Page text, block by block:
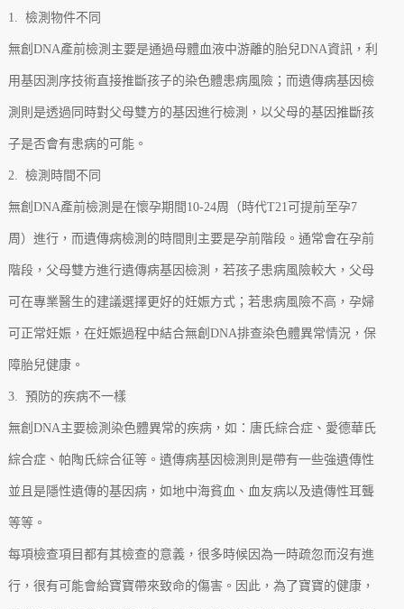
1. 檢測物件不同
無創DNA產前檢測主要是通過母體血液中游離的胎兒DNA資訊，利
用基因測序技術直接推斷孩子的染色體患病風險；而遺傳病基因檢
測則是透過同時對父母雙方的基因進行檢測，以父母的基因推斷孩
子是否會有患病的可能。
2. 檢測時間不同
無創DNA產前檢測是在懷孕期間10-24周（時代T21可提前至孕7
周）進行，而遺傳病檢測的時間則主要是孕前階段。通常會在孕前
階段，父母雙方進行遺傳病基因檢測，若孩子患病風險較大，父母
可在專業醫生的建議選擇更好的妊娠方式；若患病風險不高，孕婦
可正常妊娠，在妊娠過程中結合無創DNA排查染色體異常情況，保
障胎兒健康。
3. 預防的疾病不一樣
無創DNA主要檢測染色體異常的疾病，如：唐氏綜合症、愛德華氏
綜合症、帕陶氏綜合征等。遺傳病基因檢測則是帶有一些強遺傳性
並且是隱性遺傳的基因病，如地中海貧血、血友病以及遺傳性耳聾
等等。
每項檢查項目都有其檢查的意義，很多時候因為一時疏忽而沒有進
行，很有可能會給寶寶帶來致命的傷害。因此，為了寶寶的健康，